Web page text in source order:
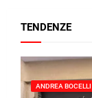
TENDENZE
ANDREA BOCELLI